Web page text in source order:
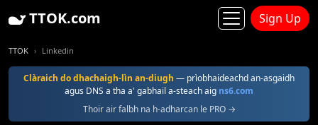
TTOK.com Sign Up
TTOK Linkedin
Clàraich do dhachaigh-lìn an-diugh — prìobhaideachd an-asgaidh
agus DNS a tha a' gabhail a-steach aig ns6.com
Thoir air falbh na h-adharcan le PRO →